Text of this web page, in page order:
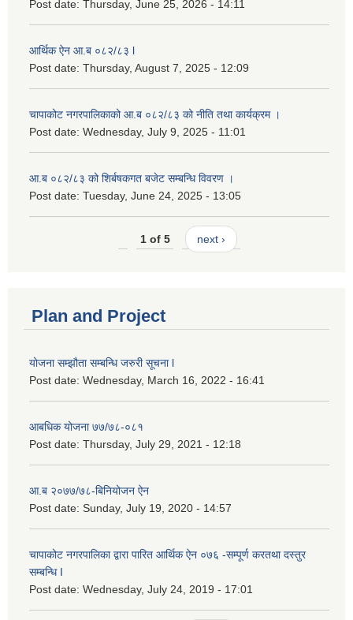
Post date: Thursday, June 25, 2026 - 14:11
आर्थिक ऐन आ.ब ०८२/८३ l
Post date: Thursday, August 7, 2025 - 12:09
चापाकोट नगरपालिकाको आ.ब ०८२/८३ को नीति तथा कार्यक्रम ।
Post date: Wednesday, July 9, 2025 - 11:01
आ.ब ०८२/८३ को शिर्बषकगत बजेट सम्बन्धि विवरण ।
Post date: Tuesday, June 24, 2025 - 13:05
1 of 5 next ›
Plan and Project
योजना सम्झौता सम्बन्धि जरुरी सूचना l
Post date: Wednesday, March 16, 2022 - 16:41
आबधिक योजना ७७/७८-०८१
Post date: Thursday, July 29, 2021 - 12:18
आ.ब २०७७/७८-बिनियोजन ऐन
Post date: Sunday, July 19, 2020 - 14:57
चापाकोट नगरपालिका द्वारा पारित आर्थिक ऐन ०७६ -सम्पूर्ण करतथा दस्तुर
सम्बन्धि I
Post date: Wednesday, July 24, 2019 - 17:01